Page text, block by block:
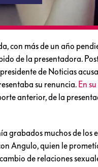
con más de un año
de la presentadora.
de Noticias
su renuncia. En
anterior, de la
grabados muchos de los
Angulo, quien le
de relaciones